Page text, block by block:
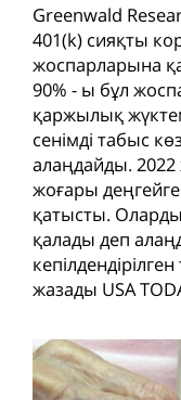
Greenwald
401(k) сияқты
жоспарларына
90% - ы бұл
қаржылық
сенімді табыс
алаңдайды.
жоғары
қатысты.
қалады деп
жазады USA